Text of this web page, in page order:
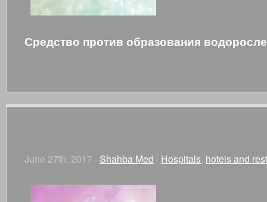
Средство против образования
June 27th, 2017 · Shahba Med · Hospitals, hotels and